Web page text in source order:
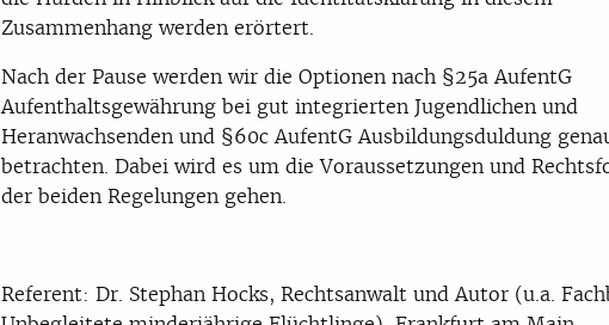
Zusammenhang werden erörtert.
Nach der Pause werden wir die Optionen nach §25a AufentG
Aufenthaltsgewährung bei gut integrierten Jugendlichen und
Heranwachsenden und §60c AufentG Ausbildungsduldung
betrachten. Dabei wird es um die Voraussetzungen und
der beiden Regelungen gehen.
Referent: Dr. Stephan Hocks, Rechtsanwalt und Autor (u.a.